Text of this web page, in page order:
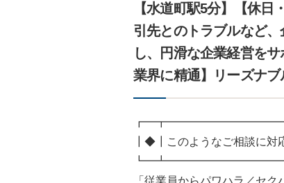
【水道町駅5分】【休
引先とのトラブルなど
し、円滑な企業経営を
業界に精通】リーズナ
┃◆┃このようなご相談に対
「従業員からパワハラ／セク